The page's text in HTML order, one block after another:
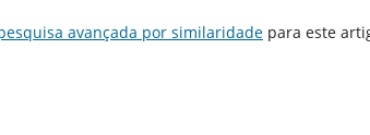
avançada por similaridade para este